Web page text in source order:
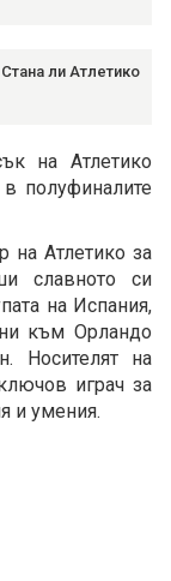
ли Атлетико
на Атлетико
полуфиналите
на Атлетико за
славното си
на Испания,
към Орландо
Носителят на
играч за
и умения.